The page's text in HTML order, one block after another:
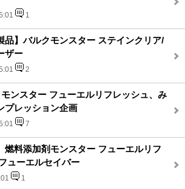
1
品】バルクモンスター ステインクリア/
ザー
2
モンスター フューエルリフレッシュ、み
プレッション企画
7
燃料添加剤モンスター フューエルリフ
ューエルセイバー
1